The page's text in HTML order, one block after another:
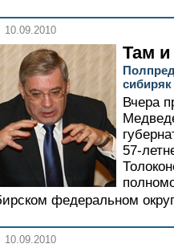
10.09.2010
Там и
сибиряк
Вчера
57-
федеральном
10.09.2010